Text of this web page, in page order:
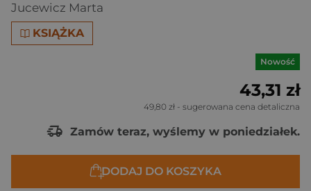
Jucewicz Marta
KSIĄŻKA
Nowość
43,31 zł
49,80 zł - sugerowana cena detaliczna
Zamów teraz, wyślemy w poniedziałek.
DODAJ DO KOSZYKA